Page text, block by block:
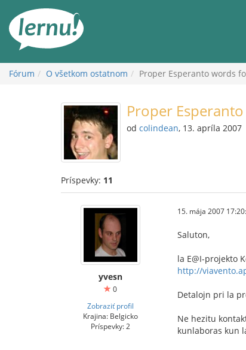
obsah
Fórum O všetkom ostatnom Proper Esperanto words
Proper
od colindean, 13. apríla 2007
Príspevky: 11
yvesn
0
Zobraziť profil
Krajina: Belgicko
Príspevky: 2
15. mája 2007
Saluton,
la E@I-projekto
http://
Detalojn pri la
Ne hezitu
kunlaboras kun